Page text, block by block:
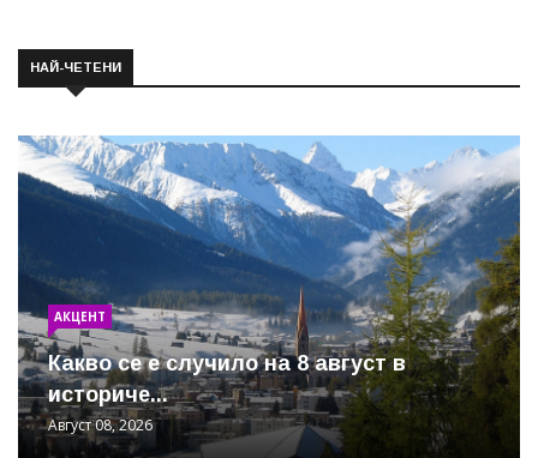
НАЙ-ЧЕТЕНИ
АКЦЕНТ
Какво се е случило на 8 август в
историче...
Август 08, 2026